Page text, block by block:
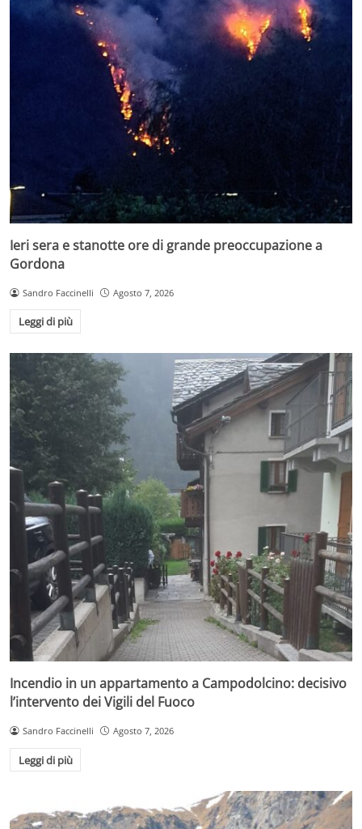
Ieri sera e stanotte ore di grande preoccupazione a
Gordona
Sandro Faccinelli Agosto 7, 2026
Leggi di più
Incendio in un appartamento a Campodolcino: decisivo
l’intervento dei Vigili del Fuoco
Sandro Faccinelli Agosto 7, 2026
Leggi di più